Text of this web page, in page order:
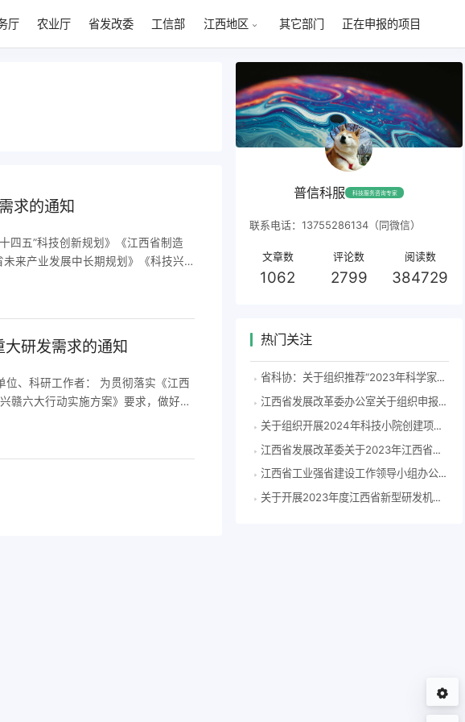
厅 农业厅 省发改委 工信部 江西地区 其它部门 正在申报的项目
求的通知
四五”科技创新规划》《江西省制造
来产业发展中长期规划》《科技兴
科技研发专项项目研发需求不在此
研发需求的通知
、科研工作者： 为贯彻落实《江西
赣六大行动实施方案》要求，做好我
、生猪生产、耕地质量提升及污染治
普信科服 科技服务咨询专家
联系电话：13755286134（同微信）
文章数
1062
评论数
2799
阅读数
384729
热门关注
省科协：关于组织推荐“2023年科学家精神教育基地”申报单位的通知
江西省发展改革委办公室关于组织申报2024年度江西省企业技术中心的通知
关于组织开展2024年科技小院创建项目申报推荐工作的通知
江西省发展改革委关于2023年江西省工程研究中心拟认定名单的公示
江西省工业强省建设工作领导小组办公室关于印发江西省产业大脑建设指南（2023年版）的通知
关于开展2023年度江西省新型研发机构申报的通知